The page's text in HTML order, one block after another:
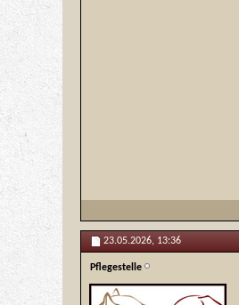
23.05.2026, 13:36
Pflegestelle